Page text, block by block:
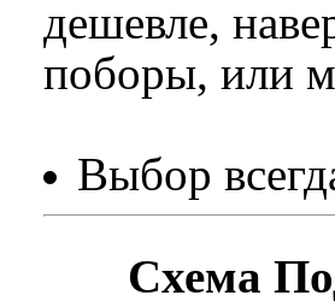
дешевле,
поборы, или
Выбор
Схема